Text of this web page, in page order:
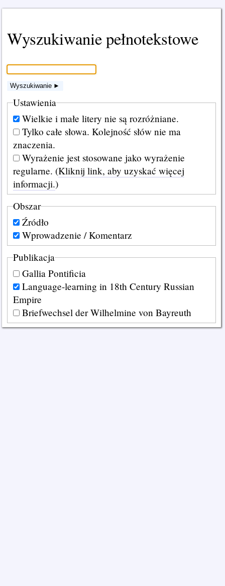
Wyszukiwanie pełnotekstowe
Wyszukiwanie ►
Ustawienia
Wielkie i małe litery nie są rozróżniane.
Tylko całe słowa. Kolejność słów nie ma
znaczenia.
Wyrażenie jest stosowane jako wyrażenie
regularne. (Kliknij link, aby uzyskać więcej
informacji.)
Obszar
Źródło
Wprowadzenie / Komentarz
Publikacja
Gallia Pontificia
Language-learning in 18th Century Russian
Empire
Briefwechsel der Wilhelmine von Bayreuth